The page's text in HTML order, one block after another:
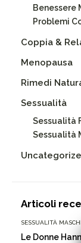
Benessere
Problemi
Coppia &
Menopausa
Rimedi
Sessualità
Sessualità
Sessualità
Articoli
SESSUALITÀ
Le Donne